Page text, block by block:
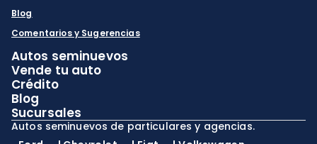
Blog
Comentarios y Sugerencias
Autos seminuevos
Vende tu auto
Crédito
Blog
Sucursales
Autos seminuevos de particulares y agencias.